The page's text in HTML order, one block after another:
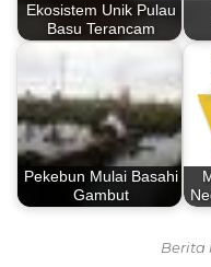
Ekosistem Unik Pulau
Basu Terancam
Pekebun Mulai Basahi
Gambut
Berita